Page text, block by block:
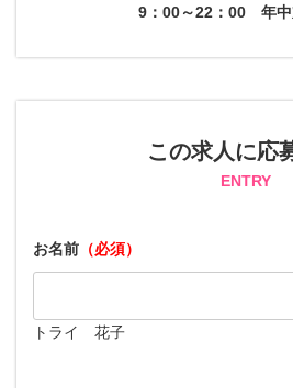
9：00～22：00 年
この求人に応
ENTRY
お名前 （必須）
トライ 花子